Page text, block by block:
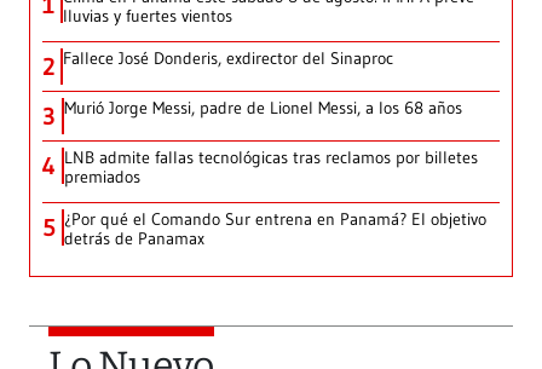
lluvias y fuertes vientos
2 Fallece José Donderis, exdirector del Sinaproc
3 Murió Jorge Messi, padre de Lionel Messi, a los 68 años
4 LNB admite fallas tecnológicas tras reclamos por billetes
premiados
5 ¿Por qué el Comando Sur entrena en Panamá? El objetivo
detrás de Panamax